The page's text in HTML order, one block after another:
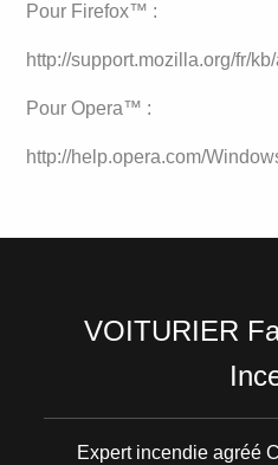
Pour Firefox™ :
http://support.mozilla.org/fr/
Pour Opera™ :
http://help.opera.com/
VOITURIER
Expert incendie agréé